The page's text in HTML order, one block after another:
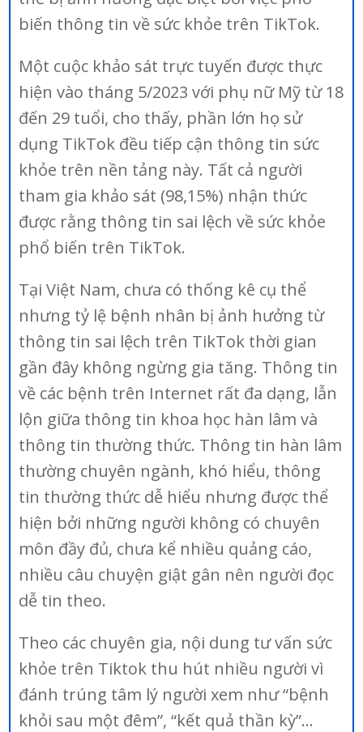
biến thông tin về sức khỏe trên TikTok.
Một cuộc khảo sát trực tuyến được thực
hiện vào tháng 5/2023 với phụ nữ Mỹ từ 18
đến 29 tuổi, cho thấy, phần lớn họ sử
dụng TikTok đều tiếp cận thông tin sức
khỏe trên nền tảng này. Tất cả người
tham gia khảo sát (98,15%) nhận thức
được rằng thông tin sai lệch về sức khỏe
phổ biến trên TikTok.
Tại Việt Nam, chưa có thống kê cụ thể
nhưng tỷ lệ bệnh nhân bị ảnh hưởng từ
thông tin sai lệch trên TikTok thời gian
gần đây không ngừng gia tăng. Thông tin
về các bệnh trên Internet rất đa dạng, lẫn
lộn giữa thông tin khoa học hàn lâm và
thông tin thường thức. Thông tin hàn lâm
thường chuyên ngành, khó hiểu, thông
tin thường thức dễ hiểu nhưng được thể
hiện bởi những người không có chuyên
môn đầy đủ, chưa kể nhiều quảng cáo,
nhiều câu chuyện giật gân nên người đọc
dễ tin theo.
Theo các chuyên gia, nội dung tư vấn sức
khỏe trên Tiktok thu hút nhiều người vì
đánh trúng tâm lý người xem như “bệnh
khỏi sau một đêm”, “kết quả thần kỳ”…